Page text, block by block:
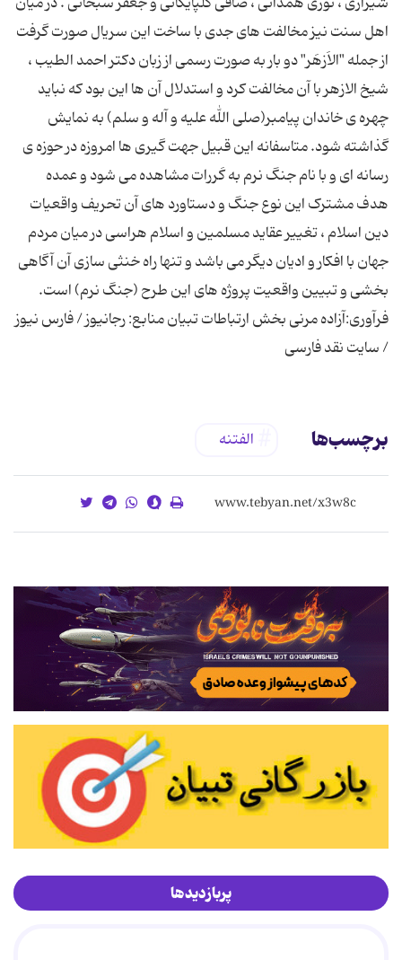
اهل سنت نیز مخالفت‌ های جدی با ساخت این سریال صورت گرفت
از جمله "الاَزهَر" دو بار به صورت رسمی از زبان دكتر احمد الطیب ،
شیخ الازهر با آن مخالفت كرد و استدلال آن ها این بود كه نباید
چهره ی خاندان پیامبر(صلی ‌الله علیه و آله و سلم) به نمایش
گذاشته شود. متاسفانه این قبیل جهت گیری ها امروزه در حوزه ی
رسانه ‏ای و با نام جنگ نرم به کَررات مشاهده می شود و عمده
هدف مشترک این نوع جنگ و دستاورد های آن تحریف واقعیات
دین اسلام ، تغییر عقاید مسلمین و اسلام هراسی در میان مردم
جهان با افکار و ادیان دیگر می باشد و تنها راه خنثی سازی آن آگاهی
بخشی و تبیین واقعیت پروژه های این طرح (جنگ نرم) است.
فرآوری:آزاده مرنی بخش ارتباطات تبیان منابع: رجانیوز / فارس نیوز
/ سایت نقد فارسی
برچسب‌ها الفتنه
پربازدیدها